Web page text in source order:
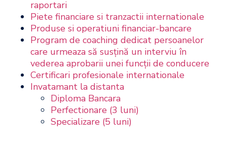
raportari
Piete financiare si tranzactii internationale
Produse si operatiuni financiar-bancare
Program de coaching dedicat persoanelor
care urmeaza să susţină un interviu în
vederea aprobarii unei funcţii de conducere
Certificari profesionale internationale
Invatamant la distanta
Diploma Bancara
Perfectionare (3 luni)
Specializare (5 luni)